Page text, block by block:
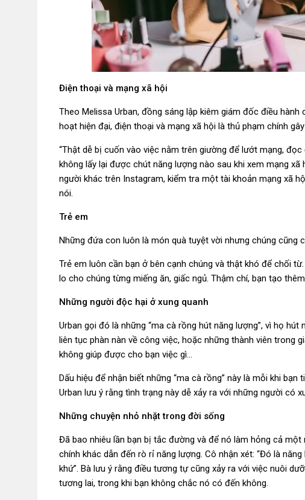
Điện thoại và mạng xã hội
Theo Melissa Urban, đồng sáng lập kiêm giám đốc điều
hoạt hiện đại, điện thoại và mạng xã hội là thủ phạm chính
“Thật dễ bị cuốn vào việc nằm trên giường để lướt mạng,
không lấy lại được chút năng lượng nào sau khi xem mạng
người khác trên Instagram, kiểm tra một tài khoản mạng xã
nói.
Trẻ em
Những đứa con luôn là món quà tuyệt vời nhưng chúng cũng
Trẻ em luôn cần bạn ở bên cạnh chúng và thật khó để chối
lo cho chúng từng miếng ăn, giấc ngủ. Thậm chí, bạn tạo
Những người độc hại ở xung quanh
Urban gọi đó là những “ma cà rồng hút năng lượng”, vì họ
liên tục phàn nàn về công việc, hoặc những thành viên trong
không giúp được cho bạn việc gì…
Dấu hiệu để nhận biết những “ma cà rồng” này là mỗi khi
Urban lưu ý rằng tình trạng này dễ xảy ra với những người có
Những chuyện nhỏ nhặt trong đời sống
Đã bao nhiêu lần bạn bị tắc đường và để nó làm hỏng cả
chính khác dẫn đến rò rỉ năng lượng. Cô nhận xét: “Đó là
khứ”. Bà lưu ý rằng điều tương tự cũng xảy ra với việc nuôi
tương lai, trong khi bạn không chắc nó có đến không.